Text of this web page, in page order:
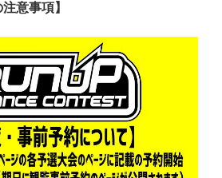
意事項】